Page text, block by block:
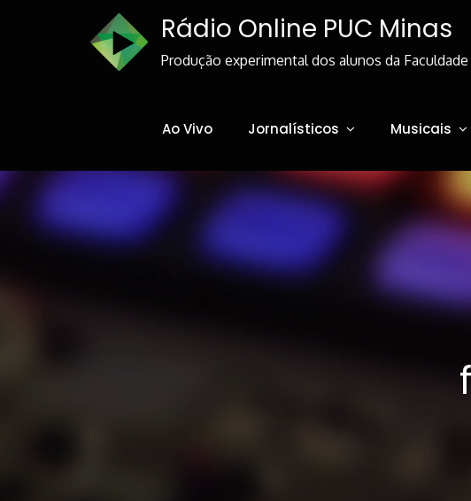
Rádio Online PUC Minas
Produção experimental dos alunos da
Ao Vivo Jornalísticos Musicais